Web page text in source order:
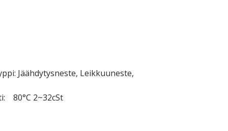
Jäähdytysneste, Leikkuuneste,
80°C 2~32cSt